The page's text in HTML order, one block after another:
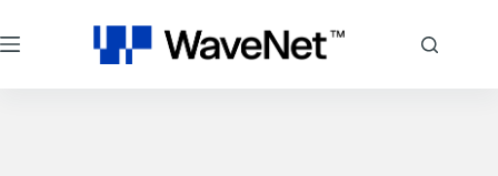
ン
テ